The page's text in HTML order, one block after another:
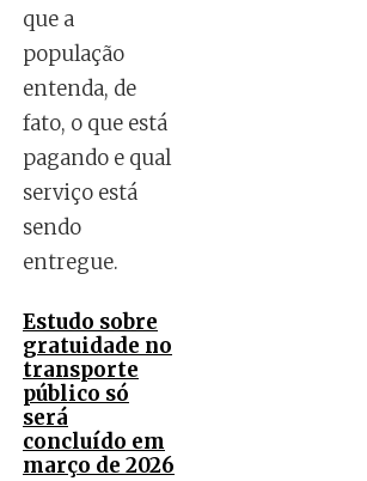
que a
população
entenda, de
fato, o que está
pagando e qual
serviço está
sendo
entregue.
Estudo sobre
gratuidade no
transporte
público só
será
concluído em
março de 2026